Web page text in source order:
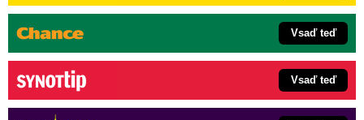
Vsaď teď
Vsaď teď